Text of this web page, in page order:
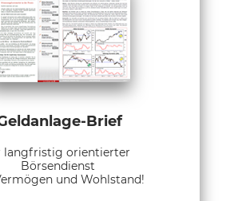
Brief
langfristig orientierter
Börsendienst
und Wohlstand!